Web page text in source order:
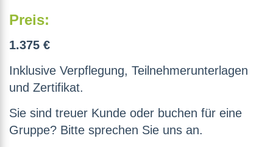
Preis:
1.375 €
Inklusive Verpflegung, Teilnehmerunterlagen
und Zertifikat.
Sie sind treuer Kunde oder buchen für eine
Gruppe? Bitte sprechen Sie uns an.